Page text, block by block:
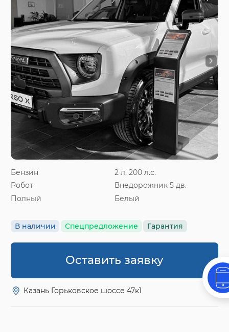
Бензин
2 л, 200 л.с.
Робот
Внедорожник 5 дв.
Полный
Белый
В наличии Спецпредложение Гарантия
Оставить заявку
Казань Горьковское шоссе 47к1